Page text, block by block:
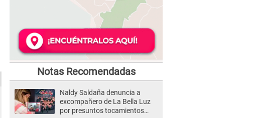
Notas Recomendadas
Naldy Saldaña denuncia a
excompañero de La Bella Luz
por presuntos tocamientos